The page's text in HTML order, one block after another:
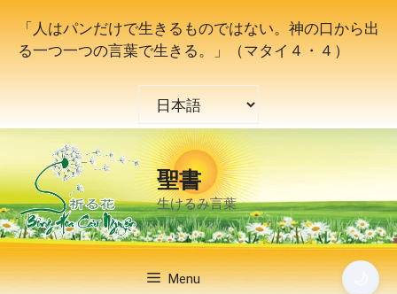
キ
ッ
プ
「人はパンだけで生きるものではない。神の口から出
る一つ一つの言葉で生きる。」（マタイ４・４）
を
選
択 聖書
生けるみ言葉
Menu